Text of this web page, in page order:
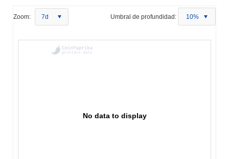
Zoom: 7d Umbral de profundidad: 10%
No data to display